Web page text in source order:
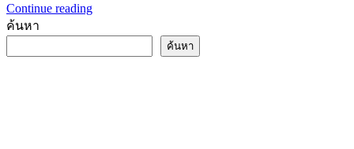
Continue reading
ค้นหา
ค้นหา